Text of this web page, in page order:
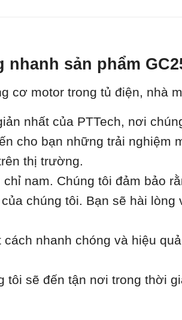
sản phẩm
cơ motor trong tủ điện, nhà
nhất của PTTech, nơi
cho bạn những trải nghiệm
thị trường.
nam. Chúng tôi đảm bảo
chúng tôi. Bạn sẽ hài
nhanh chóng và hiệu
sẽ đến tận nơi trong thời